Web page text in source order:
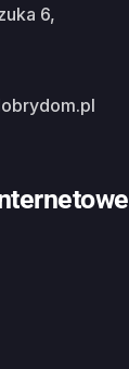
6,